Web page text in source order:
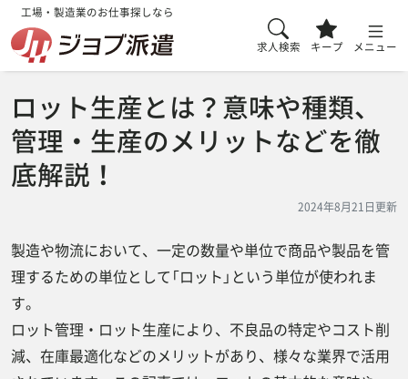
工場・製造業のお仕事探しなら
求人検索 キープ メニュー
ロット生産とは？意味や種類、
管理・生産のメリットなどを徹
底解説！
2024年8月21日更新
製造や物流において、一定の数量や単位で商品や製品を管
理するための単位として「ロット」という単位が使われま
す。
ロット管理・ロット生産により、不良品の特定やコスト削
減、在庫最適化などのメリットがあり、様々な業界で活用